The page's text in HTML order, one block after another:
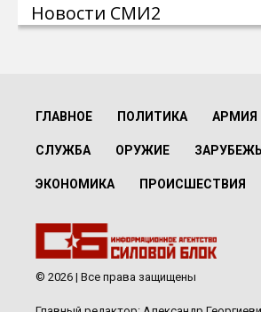
Новости СМИ2
ГЛАВНОЕ ПОЛИТИКА АРМИЯ
СЛУЖБА ОРУЖИЕ
ЭКОНОМИКА ПРОИСШЕСТВИЯ
© 2026 | Все права защищены